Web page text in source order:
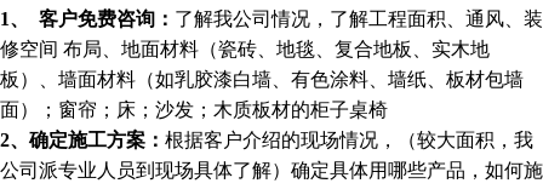
1、 客户免费咨询： 了解我公司情况，了解工程面积、通风、装
修空间 布局、地面材料（瓷砖、地毯、复合地板、实木地
板）、墙面材料（如乳胶漆白墙、有色涂料、墙纸、板材包墙
面）；窗帘；床；沙发；木质板材的柜子桌椅
2、确定施工方案： 根据客户介绍的现场情况，（较大面积，我
公司派专业人员到现场具体了解）确定具体用哪些产品，如何施